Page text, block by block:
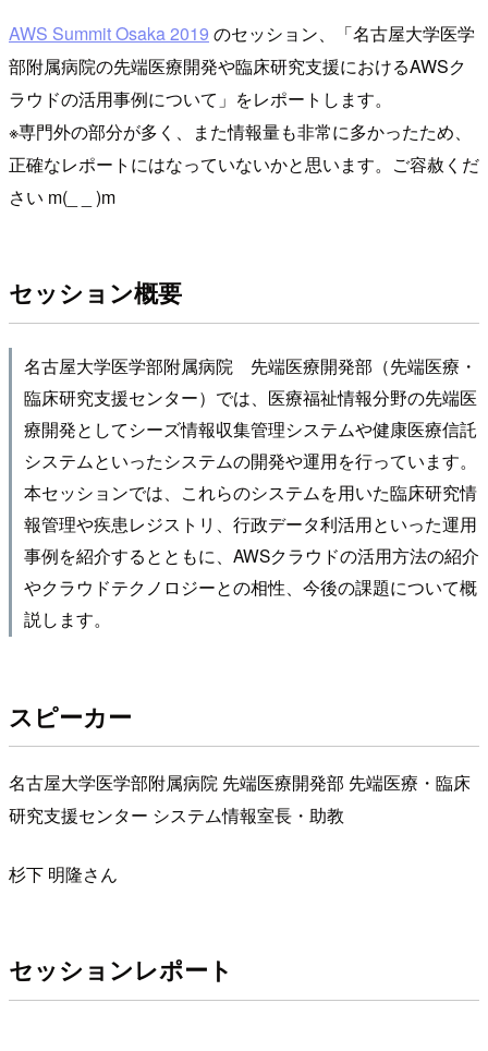
AWS Summit Osaka 2019 のセッション、「名古屋大学医学
部附属病院の先端医療開発や臨床研究支援におけるAWSク
ラウドの活用事例について」をレポートします。
※専門外の部分が多く、また情報量も非常に多かったため、
正確なレポートにはなっていないかと思います。ご容赦くだ
さい m(_ _ )m
セッション概要
名古屋大学医学部附属病院 先端医療開発部（先端医療・
臨床研究支援センター）では、医療福祉情報分野の先端医
療開発としてシーズ情報収集管理システムや健康医療信託
システムといったシステムの開発や運用を行っています。
本セッションでは、これらのシステムを用いた臨床研究情
報管理や疾患レジストリ、行政データ利活用といった運用
事例を紹介するとともに、AWSクラウドの活用方法の紹介
やクラウドテクノロジーとの相性、今後の課題について概
説します。
スピーカー
名古屋大学医学部附属病院 先端医療開発部 先端医療・臨床
研究支援センター システム情報室長・助教
杉下 明隆さん
セッションレポート